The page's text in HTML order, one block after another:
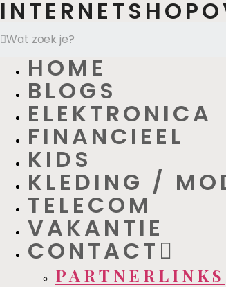
HOME
BLOGS
ELEKTRONICA
FINANCIEEL
KIDS
KLEDING /
TELECOM
VAKANTIE
CONTACT
PARTNERLINKS